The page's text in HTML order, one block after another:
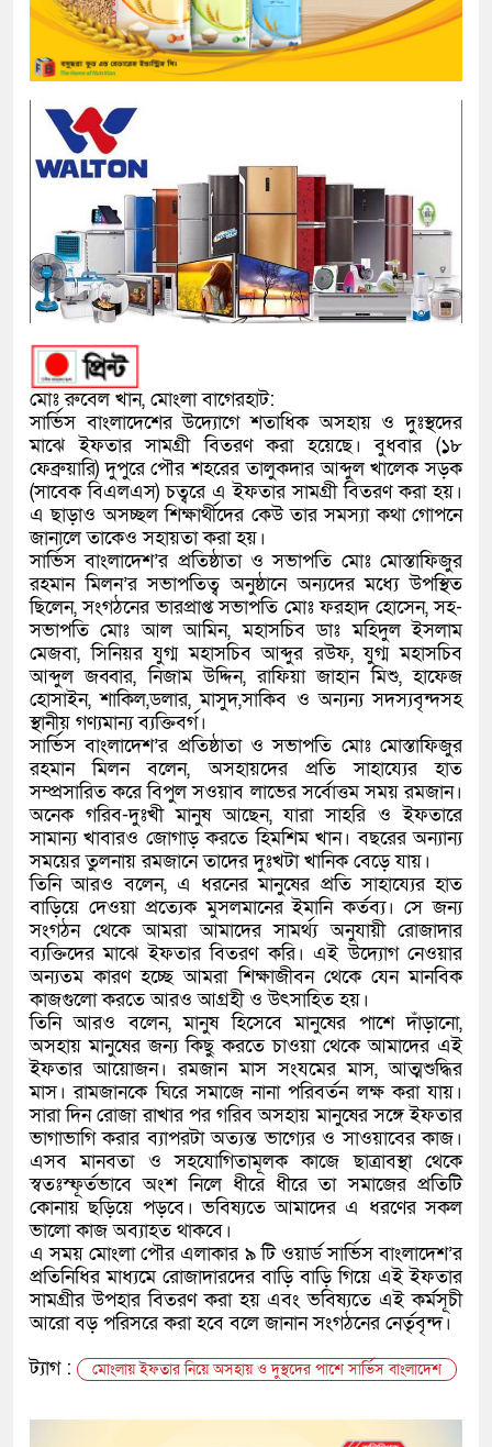
মোঃ রুবেল খান, মোংলা বাগেরহাট:
সার্ভিস বাংলাদেশের উদ্যোগে শতাধিক অসহায় ও দুঃস্থদের
মাঝে ইফতার সামগ্রী বিতরণ করা হয়েছে। বুধবার (১৮
ফেব্রুয়ারি) দুপুরে পৌর শহরের তালুকদার আব্দুল খালেক সড়ক
(সাবেক বিএলএস) চত্বরে এ ইফতার সামগ্রী বিতরণ করা হয়।
এ ছাড়াও অসচ্ছল শিক্ষার্থীদের কেউ তার সমস্যা কথা গোপনে
জানালে তাকেও সহায়তা করা হয়।
সার্ভিস বাংলাদেশ’র প্রতিষ্ঠাতা ও সভাপতি মোঃ মোস্তাফিজুর
রহমান মিলন’র সভাপতিত্ব অনুষ্ঠানে অন্যদের মধ্যে উপস্থিত
ছিলেন, সংগঠনের ভারপ্রাপ্ত সভাপতি মোঃ ফরহাদ হোসেন, সহ-
সভাপতি মোঃ আল আমিন, মহাসচিব ডাঃ মহিদুল ইসলাম
মেজবা, সিনিয়র যুগ্ম মহাসচিব আব্দুর রউফ, যুগ্ম মহাসচিব
আব্দুল জব্বার, নিজাম উদ্দিন, রাফিয়া জাহান মিশু, হাফেজ
হোসাইন, শাকিল,ডলার, মাসুদ,সাকিব ও অন্যন্য সদস্যবৃন্দসহ
স্থানীয় গণ্যমান্য ব্যক্তিবর্গ।
সার্ভিস বাংলাদেশ’র প্রতিষ্ঠাতা ও সভাপতি মোঃ মোস্তাফিজুর
রহমান মিলন বলেন, অসহায়দের প্রতি সাহায্যের হাত
সম্প্রসারিত করে বিপুল সওয়াব লাভের সর্বোত্তম সময় রমজান।
অনেক গরিব-দুঃখী মানুষ আছেন, যারা সাহরি ও ইফতারে
সামান্য খাবারও জোগাড় করতে হিমশিম খান। বছরের অন্যান্য
সময়ের তুলনায় রমজানে তাদের দুঃখটা খানিক বেড়ে যায়।
তিনি আরও বলেন, এ ধরনের মানুষের প্রতি সাহায্যের হাত
বাড়িয়ে দেওয়া প্রত্যেক মুসলমানের ইমানি কর্তব্য। সে জন্য
সংগঠন থেকে আমরা আমাদের সামর্থ্য অনুযায়ী রোজাদার
ব্যক্তিদের মাঝে ইফতার বিতরণ করি। এই উদ্যোগ নেওয়ার
অন্যতম কারণ হচ্ছে আমরা শিক্ষাজীবন থেকে যেন মানবিক
কাজগুলো করতে আরও আগ্রহী ও উৎসাহিত হয়।
তিনি আরও বলেন, মানুষ হিসেবে মানুষের পাশে দাঁড়ানো,
অসহায় মানুষের জন্য কিছু করতে চাওয়া থেকে আমাদের এই
ইফতার আয়োজন। রমজান মাস সংযমের মাস, আত্মশুদ্ধির
মাস। রামজানকে ঘিরে সমাজে নানা পরিবর্তন লক্ষ করা যায়।
সারা দিন রোজা রাখার পর গরিব অসহায় মানুষের সঙ্গে ইফতার
ভাগাভাগি করার ব্যাপরটা অত্যন্ত ভাগ্যের ও সাওয়াবের কাজ।
এসব মানবতা ও সহযোগিতামূলক কাজে ছাত্রাবস্থা থেকে
স্বতঃস্ফূর্তভাবে অংশ নিলে ধীরে ধীরে তা সমাজের প্রতিটি
কোনায় ছড়িয়ে পড়বে। ভবিষ্যতে আমাদের এ ধরণের সকল
ভালো কাজ অব্যাহত থাকবে।
এ সময় মোংলা পৌর এলাকার ৯ টি ওয়ার্ড সার্ভিস বাংলাদেশ’র
প্রতিনিধির মাধ্যমে রোজাদারদের বাড়ি বাড়ি গিয়ে এই ইফতার
সামগ্রীর উপহার বিতরণ করা হয় এবং ভবিষ্যতে এই কর্মসূচী
আরো বড় পরিসরে করা হবে বলে জানান সংগঠনের নের্তৃবৃন্দ।
ট্যাগ :
মোংলায় ইফতার নিয়ে অসহায় ও দুস্থদের পাশে সার্ভিস বাংলাদেশ